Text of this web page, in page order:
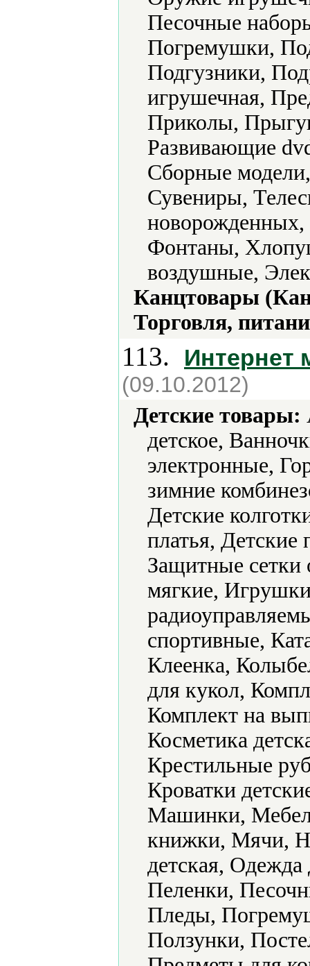
Песочные
Погремушки,
Подгузники,
игрушечная,
Приколы,
Развивающие
Сборные
Сувениры,
Фонтаны,
воздушные,
Канцтовары
Торговля,
113. Интернет
(09.10.2012)
Детские товары:
детское,
электронные,
зимние
Детские
платья,
Защитные
мягкие,
спортивные,
Клеенка,
для кукол,
Комплект на
Косметика
Крестильные
Кроватки
Машинки,
книжки, Мячи,
детская,
Пеленки,
Пледы,
Ползунки,